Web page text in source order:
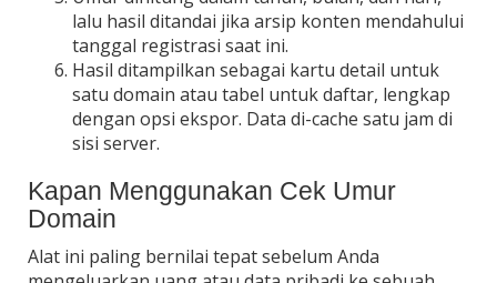
lalu hasil ditandai jika arsip konten mendahului
tanggal registrasi saat ini.
Hasil ditampilkan sebagai kartu detail untuk
satu domain atau tabel untuk daftar, lengkap
dengan opsi ekspor. Data di-cache satu jam di
sisi server.
Kapan Menggunakan Cek Umur
Domain
Alat ini paling bernilai tepat sebelum Anda